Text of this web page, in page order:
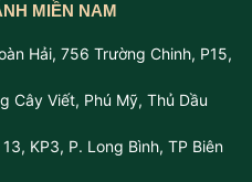
MIỀN NAM
Hải, 756 Trường Chinh, P15,
Cây Viết, Phú Mỹ, Thủ Dầu
KP3, P. Long Bình, TP Biên